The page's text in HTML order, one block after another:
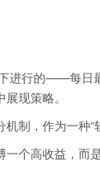
进行的——每日
现策略。
制，作为一种“
个高收益，而